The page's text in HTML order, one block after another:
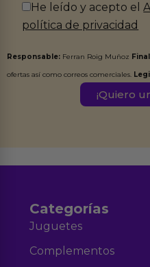
He leído y acepto el
política de privacidad
Responsable: Ferran Roig Muñoz
ofertas así como correos comerciales.
Destinatarios:Ferran
Categorías
Juguetes
Complementos